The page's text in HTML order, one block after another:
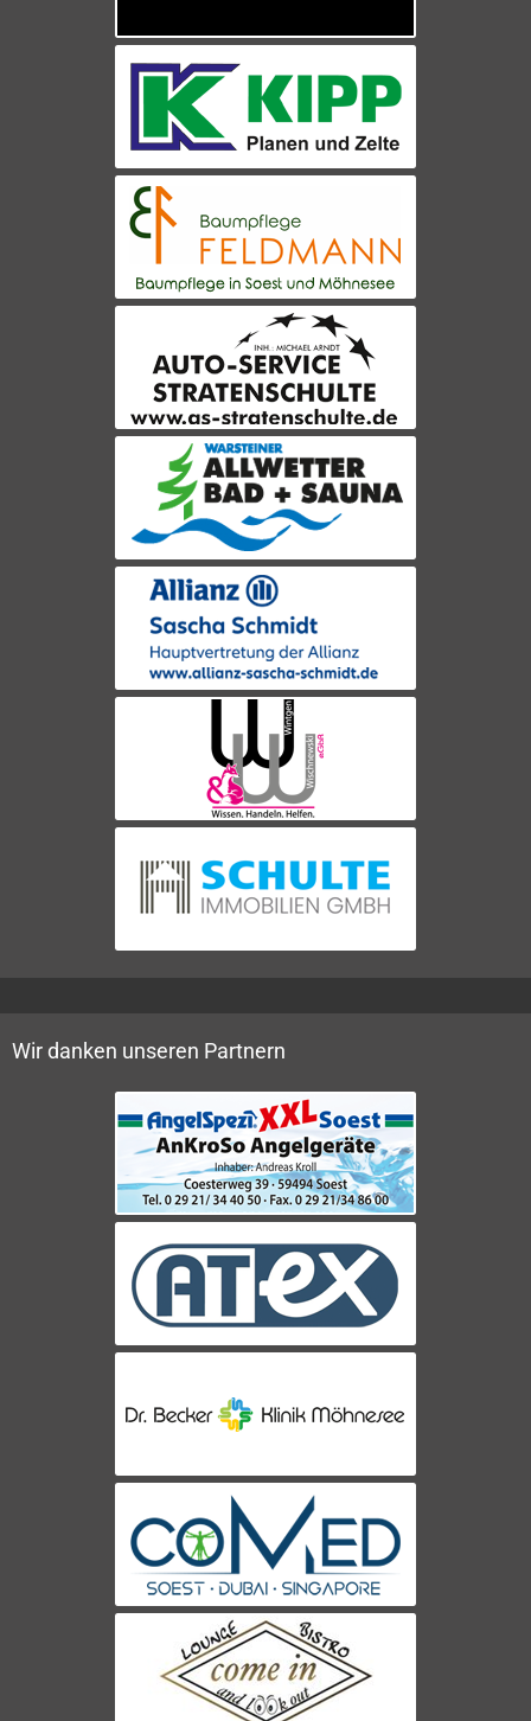
Wir danken unseren Partnern